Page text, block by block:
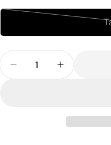
Diminuer La
Partager
Facebook
Partager
X